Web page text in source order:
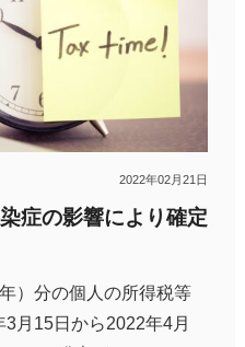
2022年02月21日
症の影響により確定
）分の個人の所得税等
月15日から2022年4月